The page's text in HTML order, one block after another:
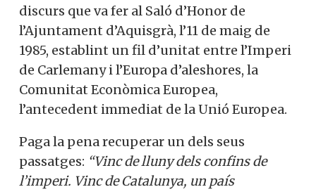
discurs que va fer al Saló d’Honor de
l’Ajuntament d’Aquisgrà, l’11 de maig de
1985, establint un fil d’unitat entre l’Imperi
de Carlemany i l’Europa d’aleshores, la
Comunitat Econòmica Europea,
l’antecedent immediat de la Unió Europea.
Paga la pena recuperar un dels seus
passatges: “Vinc de lluny dels confins de
l’imperi. Vinc de Catalunya, un país